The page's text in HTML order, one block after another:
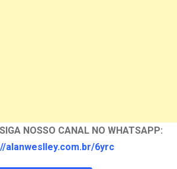
SIGA NOSSO CANAL NO WHATSAPP:
alanweslley.com.br/6yrc